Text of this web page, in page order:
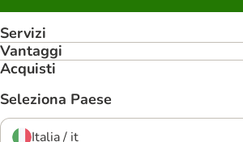
Servizi
Vantaggi
Acquisti
Seleziona Paese
Italia / it